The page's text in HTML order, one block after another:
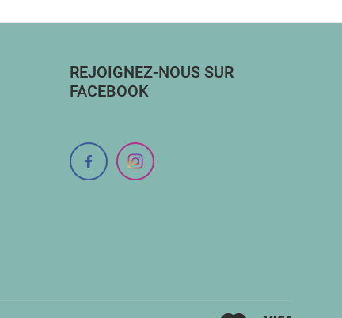
REJOIGNEZ-NOUS SUR
FACEBOOK